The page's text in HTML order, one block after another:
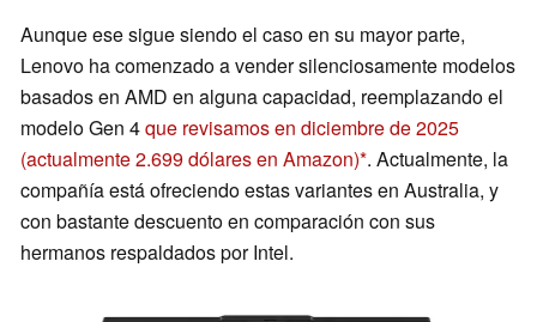
Aunque ese sigue siendo el caso en su mayor parte,
Lenovo ha comenzado a vender silenciosamente modelos
basados en AMD en alguna capacidad, reemplazando el
modelo Gen 4que revisamos en diciembre de 2025
(actualmente 2.699 dólares en Amazon) . Actualmente, la
compañía está ofreciendo estas variantes en Australia, y
con bastante descuento en comparación con sus
hermanos respaldados por Intel.